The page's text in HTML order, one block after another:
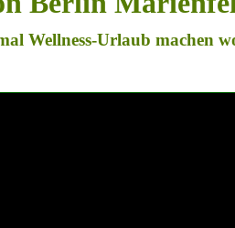
Wellness-Urlaub machen